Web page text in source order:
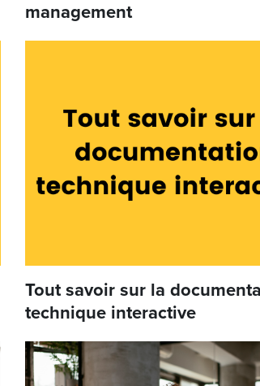
management
Tout savoir sur la
technique interactive